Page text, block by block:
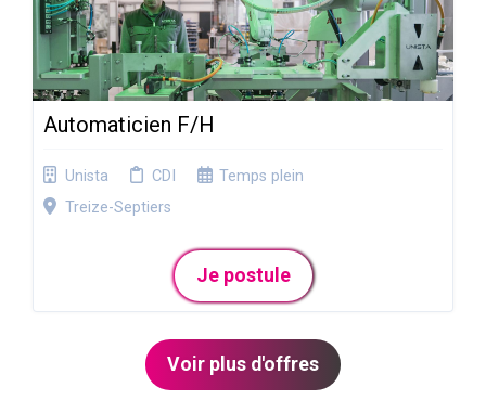
Automaticien F/H
Unista CDI
Temps plein
Treize-Septiers
Je postule
Voir plus d'offres